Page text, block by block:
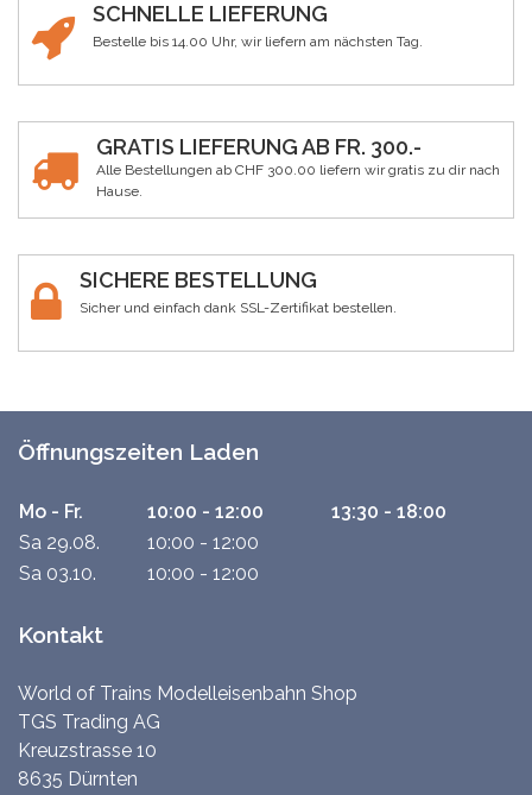
SCHNELLE LIEFERUNG
Bestelle bis 14.00 Uhr, wir liefern am nächsten Tag.
GRATIS LIEFERUNG AB FR. 300.-
Alle Bestellungen ab CHF 300.00 liefern wir gratis zu dir nach
Hause.
SICHERE BESTELLUNG
Sicher und einfach dank SSL-Zertifikat bestellen.
Öffnungszeiten Laden
Mo - Fr. 10:00 - 12:00
13:30 - 18:00
Sa 29.08.
10:00 - 12:00
Sa 03.10.
10:00 - 12:00
Kontakt
World of Trains Modelleisenbahn Shop
TGS Trading AG
Kreuzstrasse 10
8635 Dürnten